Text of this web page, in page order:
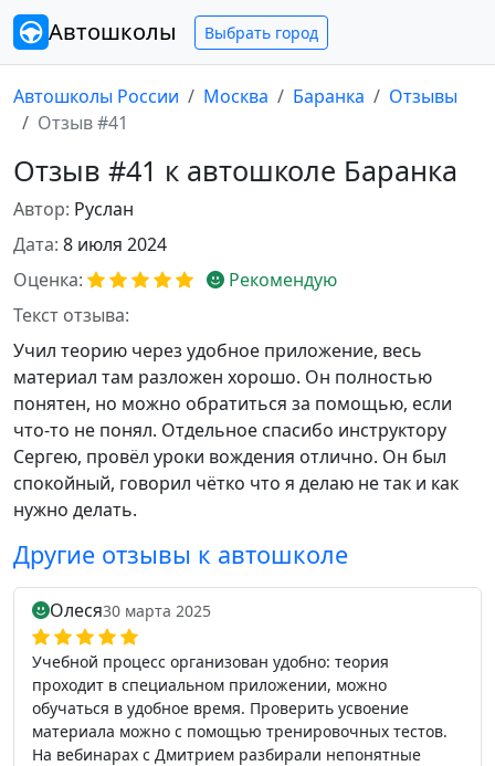
Автошколы Выбрать город
Автошколы России Москва Баранка
Отзывы
Отзыв #41
Отзыв #41 к автошколе Баранка
Автор: Руслан
Дата: 8 июля 2024
Оценка:
Рекомендую
Текст отзыва:
Учил теорию через удобное приложение, весь
материал там разложен хорошо. Он полностью
понятен, но можно обратиться за помощью, если
что-то не понял. Отдельное спасибо инструктору
Сергею, провёл уроки вождения отлично. Он был
спокойный, говорил чётко что я делаю не так и как
нужно делать.
Другие отзывы к автошколе
Олеся30 марта 2025
Учебной процесс организован удобно: теория
проходит в специальном приложении, можно
обучаться в удобное время. Проверить усвоение
материала можно с помощью тренировочных тестов.
На вебинарах с Дмитрием разбирали непонятные